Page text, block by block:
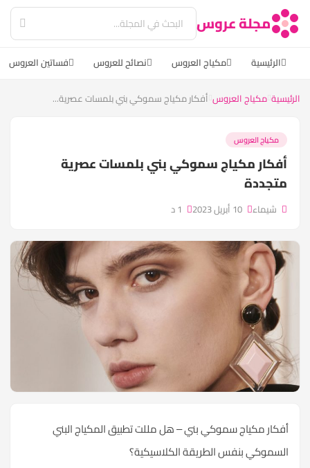
مجلة عروس
الرئيسية مكياج العروس نصائح للعروس فساتين العروس
الرئيسية مكياج العروس أفكار مكياج سموكي بني بلمسات عصرية...
مكياج العروس
أفكار مكياج سموكي بني بلمسات عصرية
متجددة
شيماء
أفكار مكياج سموكي بني – هل مللت تطبيق المكياج البني
السموكي بنفس الطريقة الكلاسيكية؟